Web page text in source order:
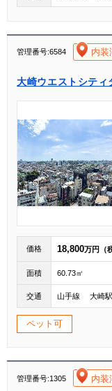
管理番号:6584 内装
大崎ウエストシテ
価格 18,800万円（
面積 60.73㎡
交通 山手線 大崎
ペット可
[004]
管理番号:1305 内装
[004]